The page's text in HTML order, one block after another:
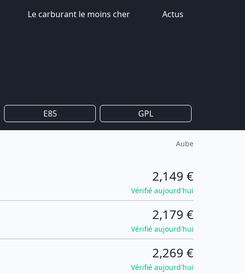
Le carburant le moins cher Actus
E85 GPL
Aube
2,149 €
Vérifié aujourd'hui
2,179 €
Vérifié aujourd'hui
2,269 €
Vérifié aujourd'hui